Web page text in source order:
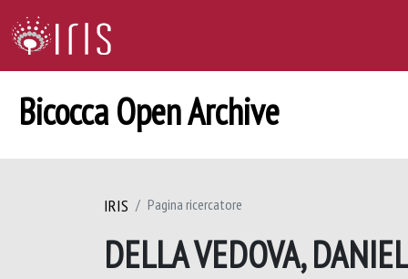
Bicocca Open Archive
IRIS Pagina ricercatore
DELLA VEDOVA,